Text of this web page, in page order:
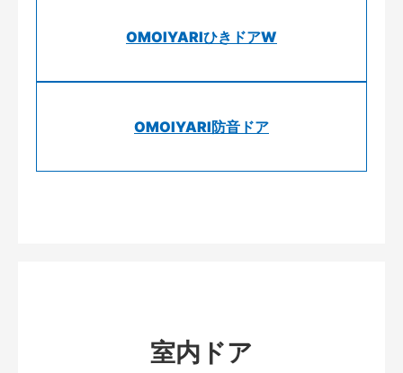
OMOIYARIひきドアW
OMOIYARI防音ドア
室内ドア